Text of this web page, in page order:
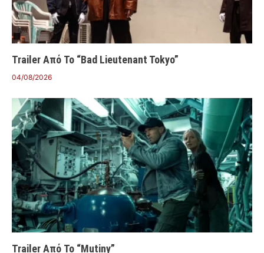
Trailer Από Το “Bad Lieutenant Tokyo”
04/08/2026
Trailer Από Το “Mutiny”